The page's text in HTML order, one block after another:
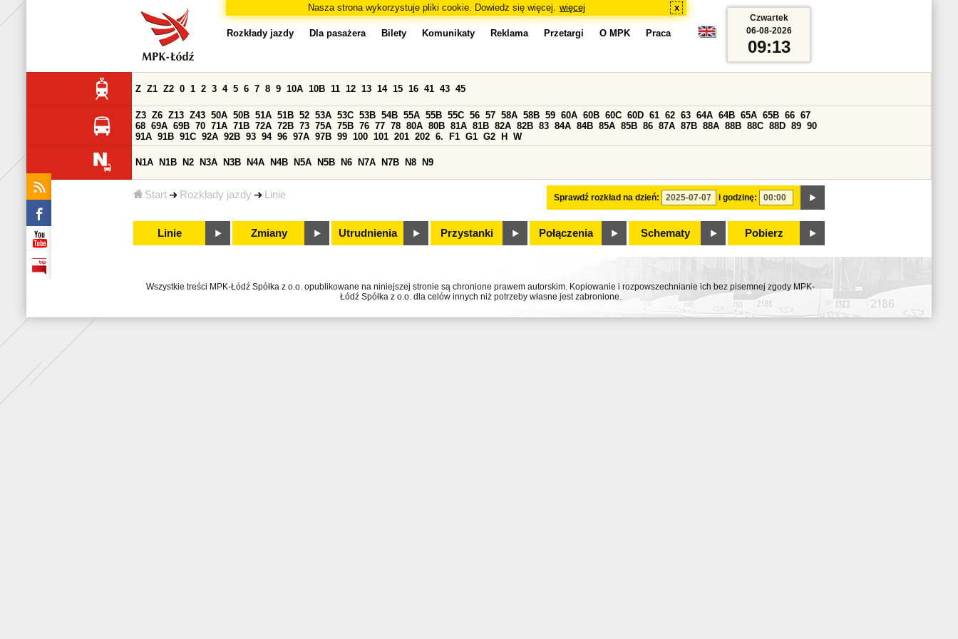
Nasza strona wykorzystuje pliki cookie. Dowiedz się więcej. więcej x
Start Rozkłady jazdy Linie
Rozkłady jazdy Dla pasażera Bilety Komunikaty Reklama Przetargi O MPK Praca
Sprawdź rozkład na dzień: i godzinę:
Z Z1 Z2 0 1 2 3 4 5 6 7 8 9 10A 10B 11 12 13 14 15 16 41 43 45
Z3 Z6 Z13 Z43 50A 50B 51A 51B 52 53A 53C 53B 54B 55A 55B 55C 56 57 58A 58B 59 60A 60B 60C 60D 61 62 63 64A 64B 65A 65B 66 67
68 69A 69B 70 71A 71B 72A 72B 73 75A 75B 76 77 78 80A 80B 81A 81B 82A 82B 83 84A 84B 85A 85B 86 87A 87B 88A 88B 88C 88D 89 90
91A 91B 91C 92A 92B 93 94 96 97A 97B 99 100 101 201 202 6. F1 G1 G2 H W
N1A N1B N2 N3A N3B N4A N4B N5A N5B N6 N7A N7B N8 N9
Linie Zmiany Utrudnienia Przystanki Połączenia Schematy Pobierz
Czwartek
06-08-2026
09:13
Wszystkie treści MPK-Łódź Spółka z o.o. opublikowane na niniejszej stronie są chronione prawem autorskim. Kopiowanie i rozpowszechnianie ich bez pisemnej zgody MPK-
Łódź Spółka z o.o. dla celów innych niż potrzeby własne jest zabronione.